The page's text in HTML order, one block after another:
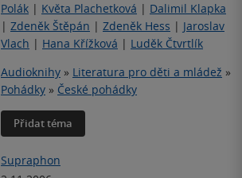
Polák | Květa Plachetková | Dalimil Klapka
| Zdeněk Štěpán | Zdeněk Hess | Jaroslav
Vlach | Hana Křížková | Luděk Čtvrtlík
Audioknihy » Literatura pro děti a mládež »
Pohádky » České pohádky
Přidat téma
Supraphon